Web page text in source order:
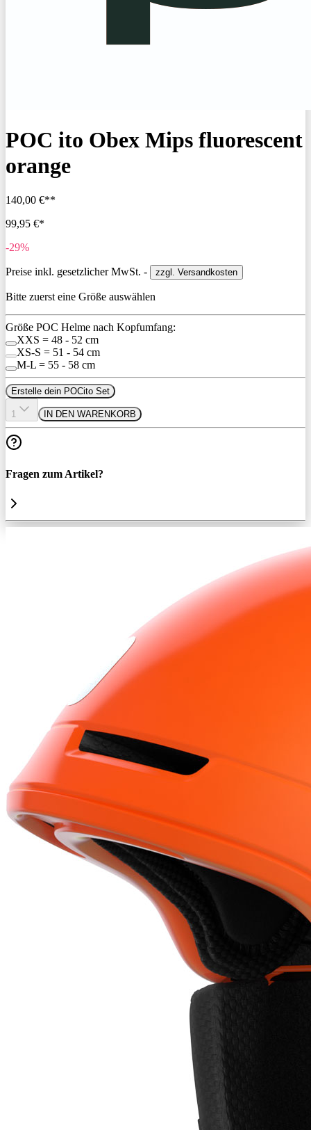
POC ito Obex Mips fluorescent
orange
140,00 €**
99,95 €*
-29%
Preise inkl. gesetzlicher MwSt. - zzgl. Versandkosten
Bitte zuerst eine Größe auswählen
Größe POC Helme nach Kopfumfang:
XXS = 48 - 52 cm
XS-S = 51 - 54 cm
M-L = 55 - 58 cm
Erstelle dein POCito Set
1 IN DEN WARENKORB
Fragen zum Artikel?